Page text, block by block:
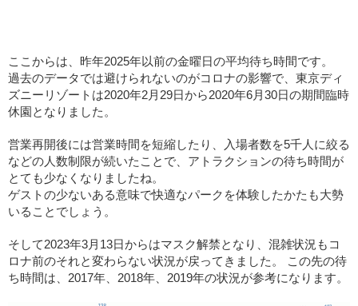
ここからは、昨年2025年以前の金曜日の平均待ち時間です。
過去のデータでは避けられないのがコロナの影響で、東京ディ
ズニーリゾートは2020年2月29日から2020年6月30日の期間臨時
休園となりました。
営業再開後には営業時間を短縮したり、入場者数を5千人に絞る
などの人数制限が続いたことで、アトラクションの待ち時間が
とても少なくなりましたね。
ゲストの少ないある意味で快適なパークを体験したかたも大勢
いることでしょう。
そして2023年3月13日からはマスク解禁となり、混雑状況もコ
ロナ前のそれと変わらない状況が戻ってきました。 この先の待
ち時間は、2017年、2018年、2019年の状況が参考になります。